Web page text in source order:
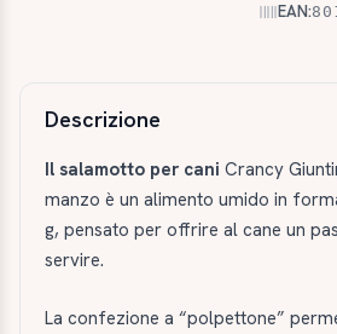
EAN:
Descrizione
Il salamotto per cani Crancy
manzo è un alimento umido in
g, pensato per offrire al cane un
servire.
La confezione a “polpettone”